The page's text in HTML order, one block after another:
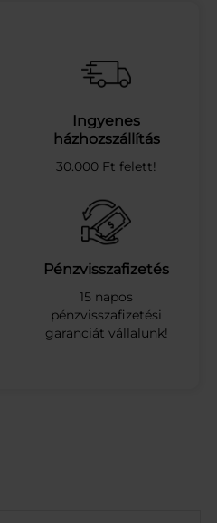
Ingyenes
házhozszállítás
30.000 Ft felett!
Pénzvisszafizetés
15 napos
pénzvisszafizetési
garanciát vállalunk!